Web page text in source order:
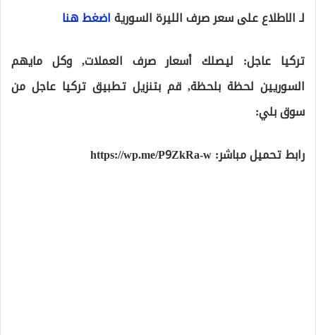
لـ الاطلاع على سعر صرف الليرة السوريةاضغط هنا
تركيا عاجل: ليصلك أسعار صرف العملات, وكل مايهم
السوريين لحظة بلحظة, قم بتنزيل تطبيق تركيا عاجل من
سوق بلي:
رابط تحميل مباشر:https://wp.me/P9ZkRa-w